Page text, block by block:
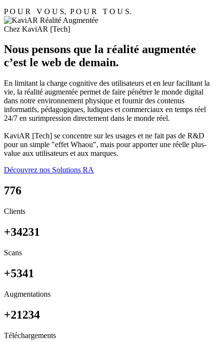
P O U R V O U S, P O U R T O U S.
Chez KaviAR [Tech]
Nous pensons que la réalité augmentée
c’est le web de demain.
En limitant la charge cognitive des utilisateurs et en leur facilitant la
vie, la réalité augmentée permet de faire pénétrer le monde digital
dans notre environnement physique et fournir des contenus
informatifs, pédagogiques, ludiques et commerciaux en temps réel
24/7 en surimpression directement dans le monde réel.
KaviAR [Tech] se concentre sur les usages et ne fait pas de R&D
pour un simple "effet Whaou", mais pour apporter une réelle plus-
value aux utilisateurs et aux marques.
Découvrez nos Solutions RA
776
Clients
+34231
Scans
+5341
Augmentations
+21234
Téléchargements